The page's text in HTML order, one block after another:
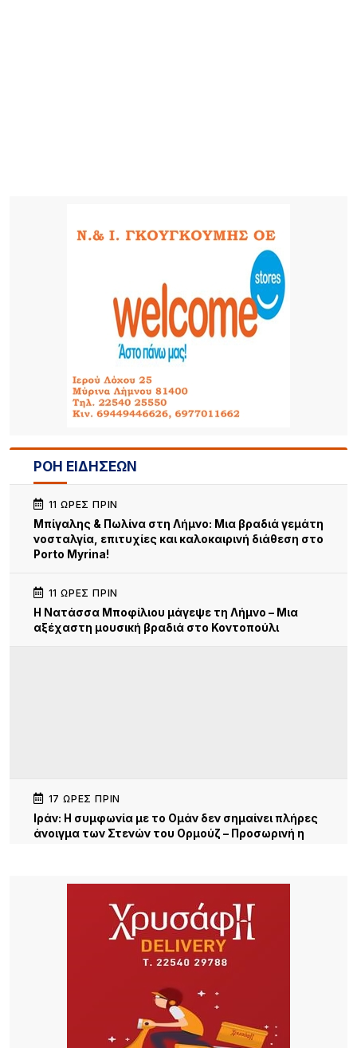
ΡΟΗ ΕΙΔΗΣΕΩΝ
11 ΏΡΕΣ ΠΡΙΝ
Μπίγαλης & Πωλίνα στη Λήμνο: Μια βραδιά γεμάτη
νοσταλγία, επιτυχίες και καλοκαιρινή διάθεση στο
Porto Myrina!
11 ΏΡΕΣ ΠΡΙΝ
Η Νατάσσα Μποφίλιου μάγεψε τη Λήμνο – Μια
αξέχαστη μουσική βραδιά στο Κοντοπούλι
17 ΏΡΕΣ ΠΡΙΝ
Iράν: Η συμφωνία με το Ομάν δεν σημαίνει πλήρες
άνοιγμα των Στενών του Ορμούζ – Προσωρινή η
17 ΏΡΕΣ ΠΡΙΝ
Κατσαφάδος για αποζημιώσεις πυρόπληκτων:
Ενίσχυση έως 1.000 ευρώ για κάθε τετραγωνικό
μέτρο για τα “κόκκινα” σπίτια – Στο κράτος τα
έξοδα κατεδάφισης
Παρουσίαση της νέας εφαρμογής MYAGRO για
τους αγρότες από τον Πρωθυπουργό – «Η χώρα
δεν μπορεί να είναι αιχμάλωτη των κυκλωμάτων»